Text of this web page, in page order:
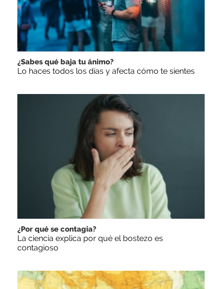
¿Sabes qué baja tu ánimo?
Lo haces todos los días y afecta cómo te sientes
¿Por qué se contagia?
La ciencia explica por qué el bostezo es
contagioso